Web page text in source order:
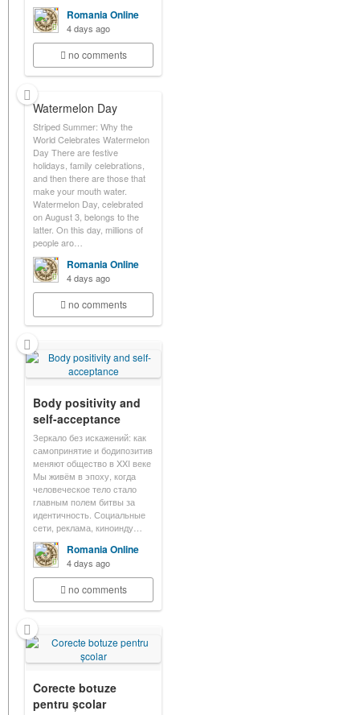
Romania Online
4 days ago
no comments
Watermelon Day
Striped Summer: Why the
World Celebrates Watermelon
Day There are festive
holidays, family celebrations,
and then there are those that
make your mouth water.
Watermelon Day, celebrated
on August 3, belongs to the
latter. On this day, millions of
people aro…
Romania Online
4 days ago
no comments
Body positivity and
self-acceptance
Зеркало без искажений: как
самопринятие и бодипозитив
меняют общество в XXI веке
Мы живём в эпоху, когда
человеческое тело стало
главным полем битвы за
идентичность. Социальные
сети, реклама, киноинду…
Romania Online
4 days ago
no comments
Corecte botuze
pentru școlar